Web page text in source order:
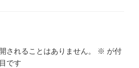
されることはありません。 ※ が付
です